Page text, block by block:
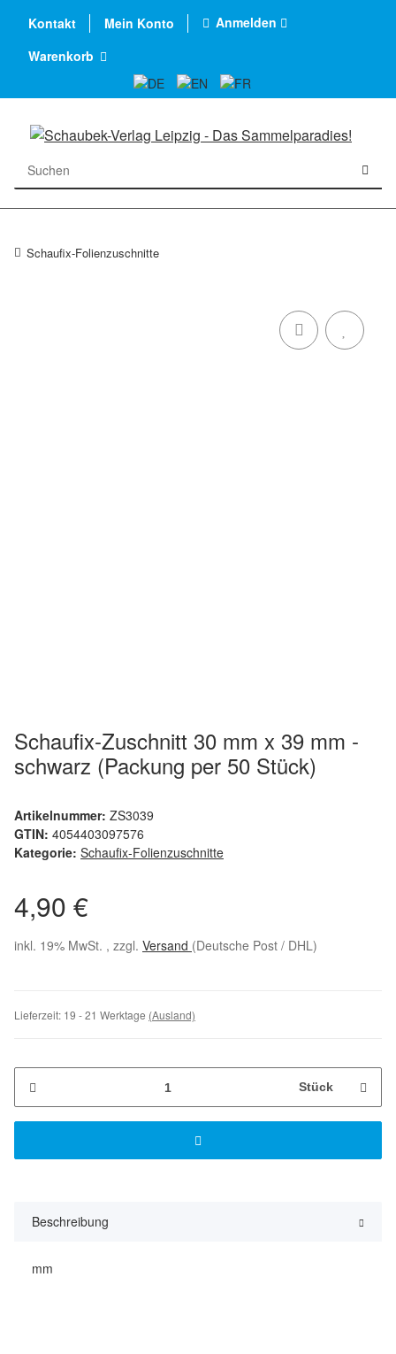
Kontakt Mein Konto
Anmelden
Warenkorb
Schaufix-Folienzuschnitte
Schaufix-Zuschnitt 30 mm x 39 mm -
schwarz (Packung per 50 Stück)
Artikelnummer: ZS3039
GTIN: 4054403097576
Kategorie: Schaufix-Folienzuschnitte
4,90 €
inkl. 19% MwSt. , zzgl. Versand (Deutsche Post / DHL)
Lieferzeit: 19 - 21 Werktage (Ausland)
Stück
Beschreibung
mm